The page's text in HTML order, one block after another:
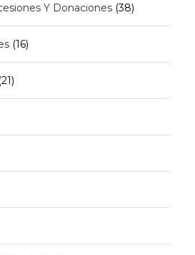
Y Donaciones (38)
(16)
(21)